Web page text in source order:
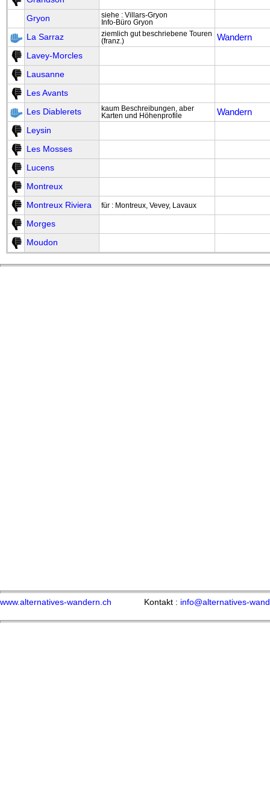
Gryon
siehe : Villars-Gryon
Info-Büro Gryon
La Sarraz
ziemlich gut beschriebene Touren
(franz.)
Wandern
Lavey-Morcles
Lausanne
Les Avants
Les Diablerets
kaum Beschreibungen, aber
Karten und Höhenprofile
Wandern
Leysin
Les Mosses
Lucens
Montreux
Montreux Riviera für : Montreux, Vevey, Lavaux
Morges
Moudon
www.alternatives-wandern.ch Kontakt : info@alternatives-